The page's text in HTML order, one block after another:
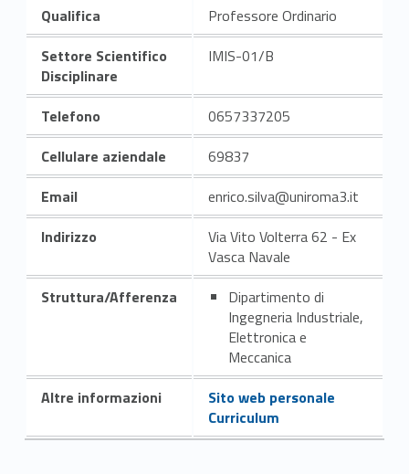
Qualifica
Professore Ordinario
Settore Scientifico
Disciplinare
IMIS-01/B
Telefono
0657337205
Cellulare aziendale
69837
Email
enrico.silva@uniroma3.it
Indirizzo
Via Vito Volterra 62 - Ex
Vasca Navale
Struttura/Afferenza
Dipartimento di
Ingegneria Industriale,
Elettronica e
Meccanica
Altre informazioni
Sito web personale
Curriculum